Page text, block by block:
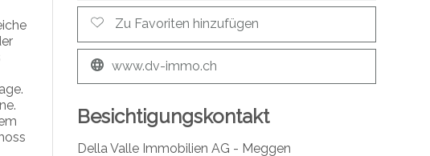
Zu Favoriten hinzufügen
www.dv-immo.ch
Besichtigungskontakt
Della Valle Immobilien AG - Meggen